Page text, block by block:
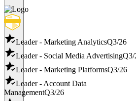
Leader - Marketing AnalyticsQ3/26
Leader - Social Media AdvertisingQ3/
Leader - Marketing PlatformsQ3/26
Leader - Account Data
ManagementQ3/26